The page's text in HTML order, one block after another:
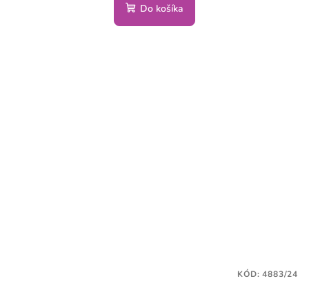
Do košíka
KÓD:4883/24